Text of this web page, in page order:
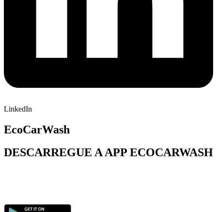
LinkedIn
EcoCarWash
DESCARREGUE A APP ECOCARWASH